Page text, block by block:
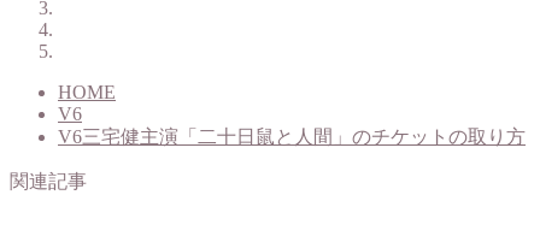
HOME
V6
V6三宅健主演「二十日鼠と人間」のチケットの取り方
関連記事